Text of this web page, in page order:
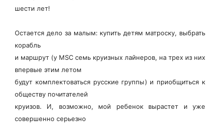
шести лет!
Остается дело за малым: купить детям матроску, выбрать
корабль
и маршрут (у MSC семь круизных лайнеров, на трех из них
впервые этим летом
будут комплектоваться русские группы) и приобщиться к
обществу почитателей
круизов. И, возможно, мой ребенок вырастет и уже
совершенно серьезно